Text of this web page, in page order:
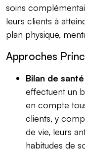
soins
leurs clients à
plan physique,
Approches
Bilan de
effectuent un
en compte
clients, y
de vie, leurs
habitudes de